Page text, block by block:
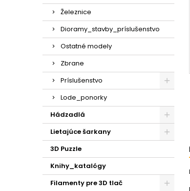
Železnice
Dioramy_stavby_príslušenstvo
Ostatné modely
Zbrane
Príslušenstvo
Lode_ponorky
Hádzadlá
Lietajúce šarkany
3D Puzzle
Knihy_katalógy
Filamenty pre 3D tlač